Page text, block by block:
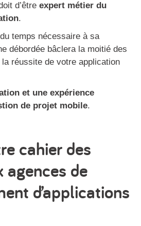
d’être expert métier du
.
temps nécessaire à sa
débordée bâclera la moitié des
réussite de votre application
et une expérience
de projet mobile.
cahier des
agences de
d’applications